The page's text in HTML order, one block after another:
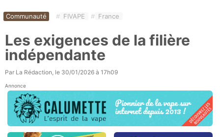
Communauté # FIVAPE # France
Les exigences de la filière
indépendante
Par La Rédaction, le 30/01/2026 à 17h09
Annonce